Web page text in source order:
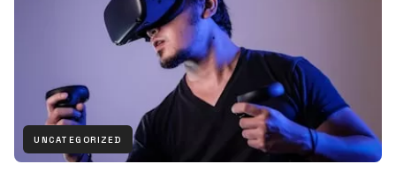
UNCATEGORIZED